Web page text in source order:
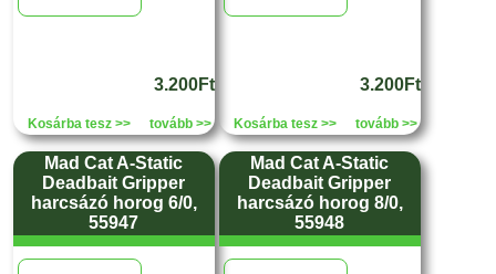
3.200Ft
Kosárba tesz >> tovább >>
3.200Ft
Kosárba tesz >> tovább >>
Mad Cat A-Static
Deadbait Gripper
harcsázó horog 6/0,
55947
Mad Cat A-Static
Deadbait Gripper
harcsázó horog 8/0,
55948